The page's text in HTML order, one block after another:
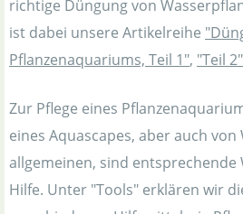
richtige Düngung von
ist dabei unsere Artikelreihe
Pflanzenaquariums, Teil 1", "Teil 2"
Zur Pflege eines
eines Aquascapes, aber auch
allgemeinen, sind entsprechende
Hilfe. Unter "Tools" erklären wir